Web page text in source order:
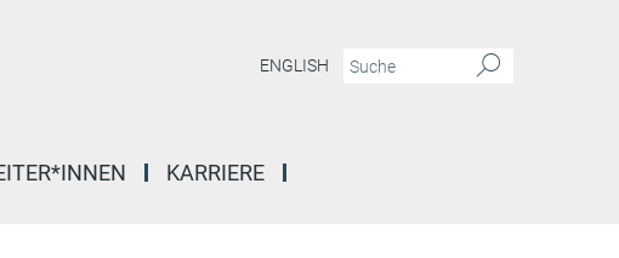
ENGLISH
KARRIERE